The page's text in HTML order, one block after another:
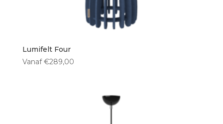
Lumifelt Four
Vanaf €289,00